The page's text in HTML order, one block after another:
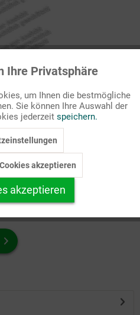
aus.
Grafik, mit/ohne Text ...
Aktiv
Inaktiv
Inaktiv
Ihre Privatsphäre
um Ihnen die bestmögliche
Sie können Ihre Auswahl der
jederzeit speichern.
akzeptieren
akzeptieren